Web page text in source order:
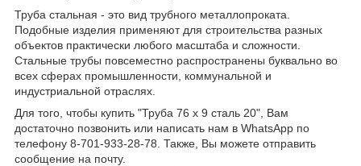
Труба стальная - это вид трубного металлопроката.
Подобные изделия применяют для строительства разных
объектов практически любого масштаба и сложности.
Стальные трубы повсеместно распространены буквально во
всех сферах промышленности, коммунальной и
индустриальной отраслях.
Для того, чтобы купить "Труба 76 х 9 сталь 20", Вам
достаточно позвонить или написать нам в WhatsApp по
телефону 8-701-933-28-78. Также, Вы можете отправить
сообщение на почту.